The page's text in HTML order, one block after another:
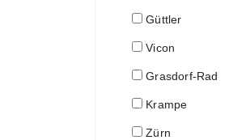
Güttler
Vicon
Grasdorf-Rad
Krampe
Zürn